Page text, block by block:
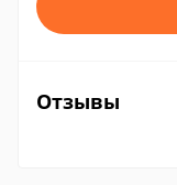
Отзывы